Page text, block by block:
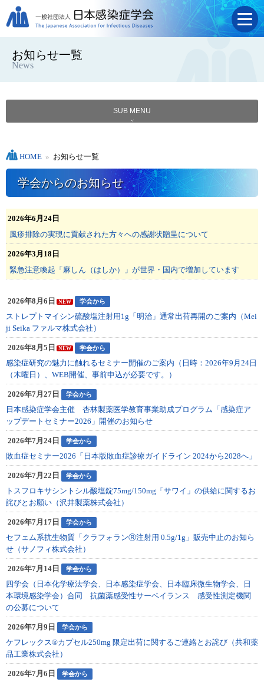
お知らせ一覧
News
SUB MENU
HOME » お知らせ一覧
学会からのお知らせ
2026年6月24日
風疹排除の実現に貢献された方々への感謝状贈呈について
2026年3月18日
緊急注意喚起「麻しん（はしか）」が世界・国内で増加しています
2026年8月6日 NEW 学会から
ストレプトマイシン硫酸塩注射用1g「明治」通常出荷再開のご案内（Mei
ji Seika ファルマ株式会社）
2026年8月5日 NEW 学会から
感染症研究の魅力に触れるセミナー開催のご案内（日時：2026年9月24日
（木曜日）、WEB開催、事前申込が必要です。）
2026年7月27日 学会から
日本感染症学会主催 杏林製薬医学教育事業助成プログラム「感染症ア
ップデートセミナー2026」開催のお知らせ
2026年7月24日 学会から
敗血症セミナー2026「日本版敗血症診療ガイドライン 2024から2028へ」
2026年7月22日 学会から
トスフロキサシントシル酸塩錠75mg/150mg「サワイ」の供給に関するお
詫びとお願い（沢井製薬株式会社）
2026年7月17日 学会から
セフェム系抗生物質「クラフォランⓇ注射用 0.5g/1g」販売中止のお知ら
せ（サノフィ株式会社）
2026年7月14日 学会から
四学会（日本化学療法学会、日本感染症学会、日本臨床微生物学会、日
本環境感染学会）合同 抗菌薬感受性サーベイランス 感受性測定機関
の公募について
2026年7月9日 学会から
ケフレックス®カプセル250mg 限定出荷に関するご連絡とお詫び（共和薬
品工業株式会社）
2026年7月6日 学会から